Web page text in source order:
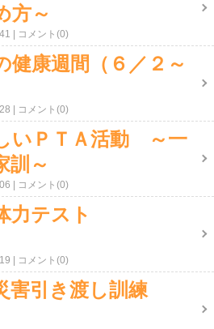
方～
コメント(0)
健康週間（６／２～
コメント(0)
いＰＴＡ活動 ～一
訓～
コメント(0)
力テスト
コメント(0)
害引き渡し訓練